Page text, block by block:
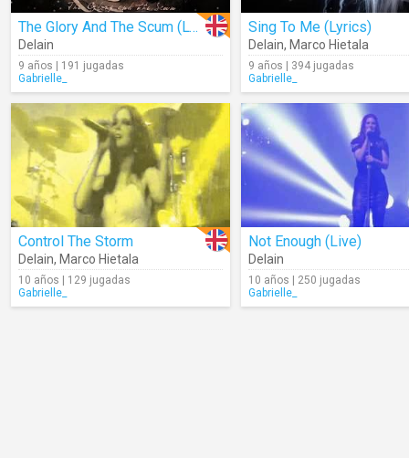
The Glory And The Scum (Lyrics)
Delain
9 años | 191 jugadas
Gabrielle_
Sing To Me (Lyrics)
Delain, Marco Hietala
9 años | 394 jugadas
Gabrielle_
Control The Storm
Delain, Marco Hietala
10 años | 129 jugadas
Gabrielle_
Not Enough (Live)
Delain
10 años | 250 jugadas
Gabrielle_